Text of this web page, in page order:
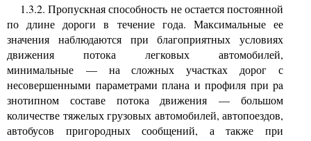
1.3.2. Пропускная способность не остается постоянной
по длине дороги в течение года. Максимальные ее
значения наблюдаются при благоприятных условиях
движения потока легковых автомобилей,
минимальные — на сложных участках дорог с
несовершенными параметрами плана и профиля при pa
знотипном составе потока движения — большом
количестве тяжелых грузовых автомобилей, автопоездов,
автобусов пригородных сообщений, а также при